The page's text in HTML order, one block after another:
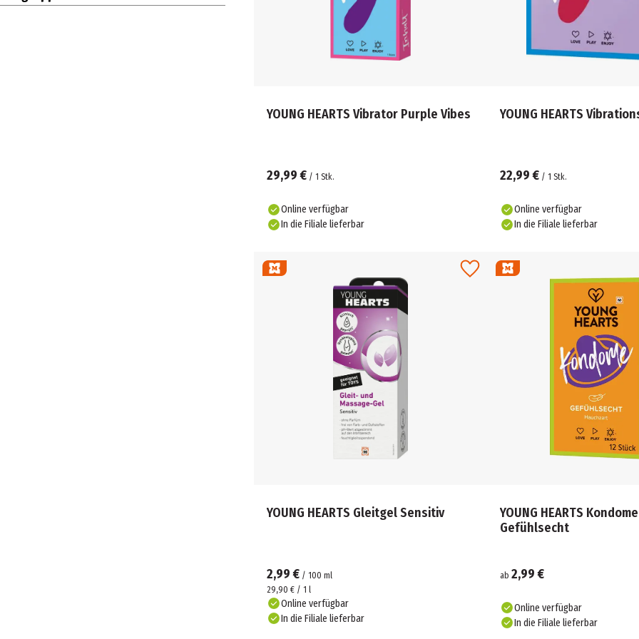
YOUNG HEARTS Vibrator Purple Vibes
29,99 € / 1 Stk.
Online verfügbar
In die Filiale lieferbar
YOUNG HEARTS
22,99 €/ 1 Stk.
Online verfügbar
In die Filiale lieferbar
YOUNG HEARTS Gleitgel Sensitiv
2,99 € / 100 ml
29,90 € / 1 l
Online verfügbar
In die Filiale lieferbar
YOUNG HEARTS Kondome
Gefühlsecht
ab 2,99 €
Online verfügbar
In die Filiale lieferbar